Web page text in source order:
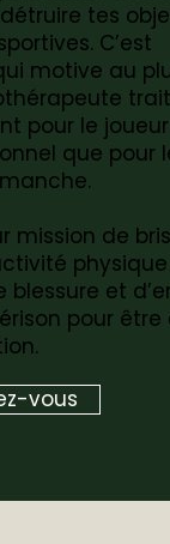
tes
C’est
motive au
pour le
que pour
mission de
physique
blessure et
pour être
vous